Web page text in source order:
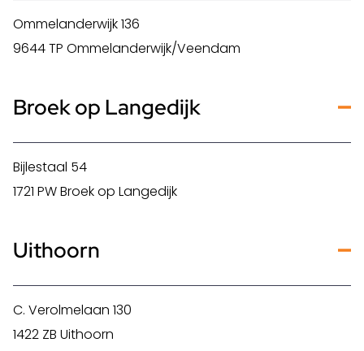
Ommelanderwijk 136
9644 TP Ommelanderwijk/Veendam
Broek op Langedijk
Bijlestaal 54
1721 PW Broek op Langedijk
Uithoorn
C. Verolmelaan 130
1422 ZB Uithoorn